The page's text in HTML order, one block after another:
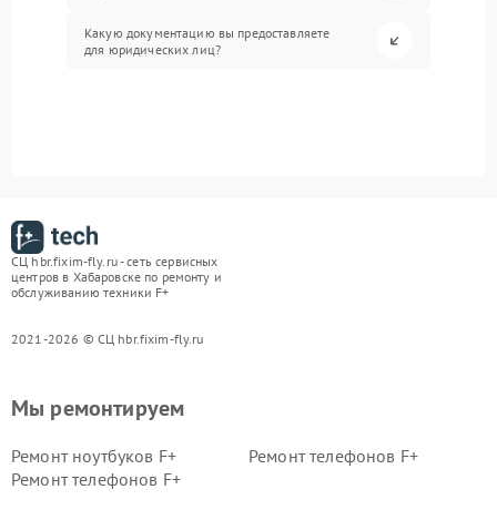
Какую документацию вы предоставляете
для юридических лиц?
СЦ hbr.fixim-fly.ru - сеть сервисных
центров в Хабаровске по ремонту и
обслуживанию техники F+
2021-2026 © СЦ hbr.fixim-fly.ru
Мы ремонтируем
Ремонт ноутбуков F+
Ремонт телефонов F+
Ремонт телефонов F+